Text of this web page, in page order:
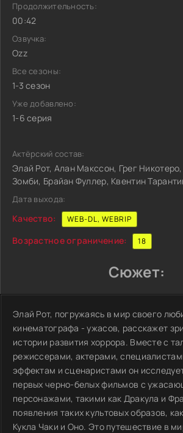
Продолжительность:
00:42
Озвучка:
Ozz
Все сезоны:
1-3 сезон
Уже добавлено:
1-6 серия
Актёрский состав:
Элай Рот, Алан Макссон, Грег
Зомби, Брайан Фуллер, Квентин
Дата выхода:
Качество: WEB-DL, WEBRIP
Возрастное ограничение: 18
Сюжет:
Элай Рот, погружаясь в мир своего
кинематографа - ужасов, расскажет
истории развития хоррора. Вместе с
режиссерами, актерами,
эффектам и сценаристами он
первых черно-белых фильмов с
персонажами, такими как Дракула и
появления таких культовых образов,
Кукла Чаки и Оно. Это путешествие в